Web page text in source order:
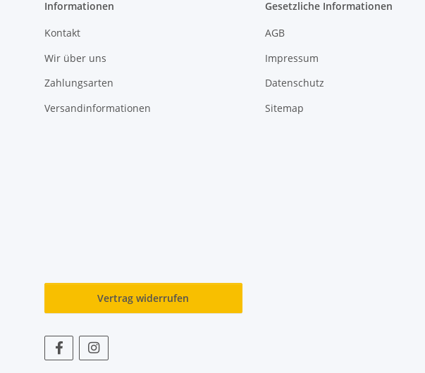
Informationen
Kontakt
Wir über uns
Zahlungsarten
Versandinformationen
Gesetzliche Informationen
AGB
Impressum
Datenschutz
Sitemap
Vertrag widerrufen